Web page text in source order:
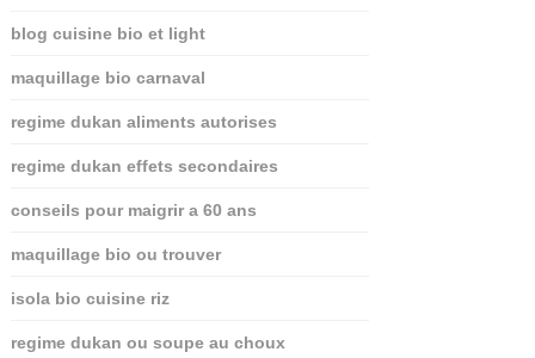
blog cuisine bio et light
maquillage bio carnaval
regime dukan aliments autorises
regime dukan effets secondaires
conseils pour maigrir a 60 ans
maquillage bio ou trouver
isola bio cuisine riz
regime dukan ou soupe au choux